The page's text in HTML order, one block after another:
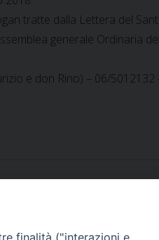
tratte dalla Lettera del
generale Ordinaria
e don Rino) – 06/5012132